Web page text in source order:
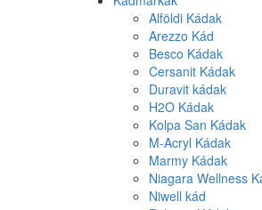
Alföldi Kádak
Arezzo Kád
Besco Kádak
Cersanit Kádak
Duravit kádak
H2O Kádak
Kolpa San Kádak
M-Acryl Kádak
Marmy Kádak
Niagara Wellness
Niwell kád